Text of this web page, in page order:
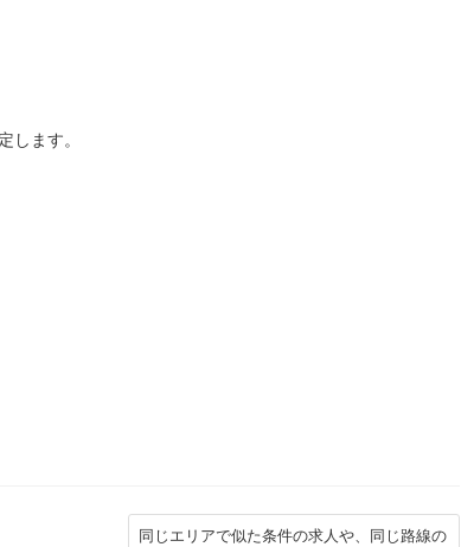
します。
同じエリアで似た条件の求人や、同じ路線の